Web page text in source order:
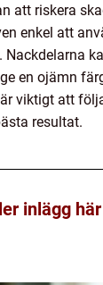
att riskera
enkel att
Nackdelarna
en ojämn
viktigt att
resultat.
inlägg här